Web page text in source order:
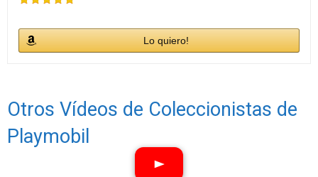
Lo quiero!
Otros Vídeos de Coleccionistas de
Playmobil